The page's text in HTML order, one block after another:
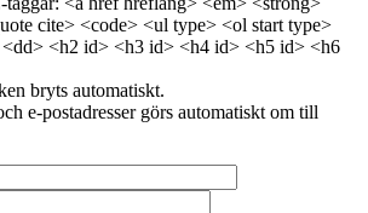
cite> <code> <ul type> <ol start type>
<h2 id> <h3 id> <h4 id> <h5 id> <h6
bryts automatiskt.
e-postadresser görs automatiskt om till